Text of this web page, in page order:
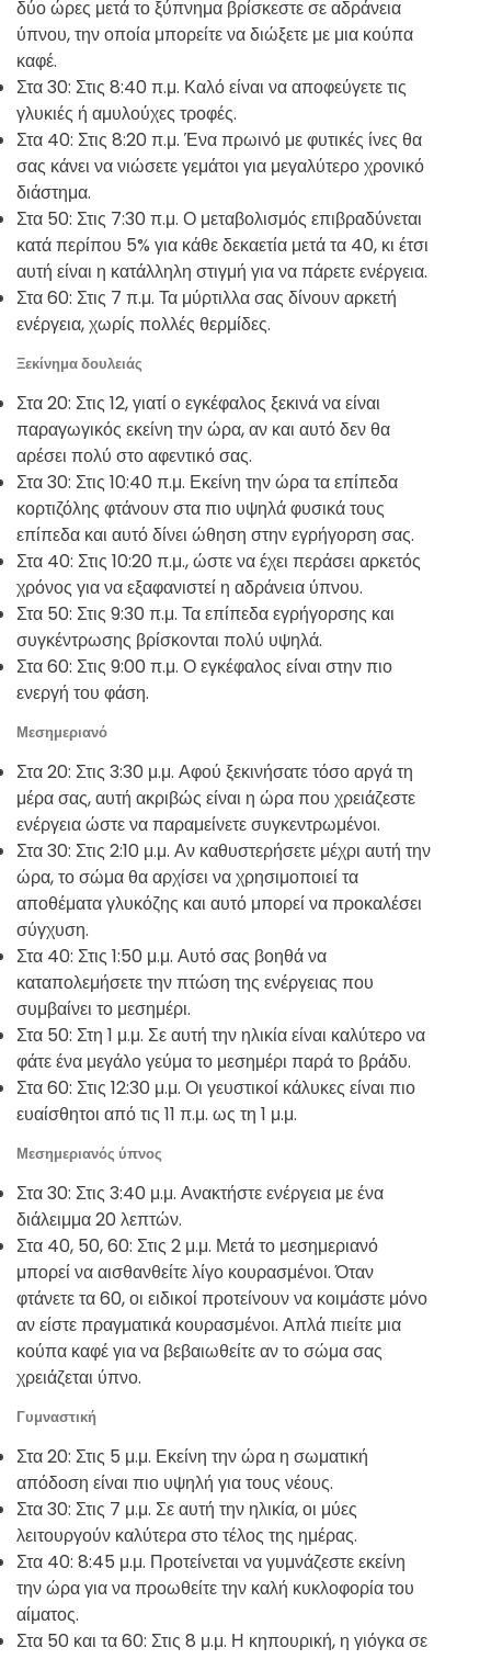
δύο ώρες μετά το ξύπνημα βρίσκεστε σε αδράνεια
ύπνου, την οποία μπορείτε να διώξετε με μια κούπα
καφέ.
Στα 30: Στις 8:40 π.μ. Καλό είναι να αποφεύγετε τις
γλυκιές ή αμυλούχες τροφές.
Στα 40: Στις 8:20 π.μ. Ένα πρωινό με φυτικές ίνες θα
σας κάνει να νιώσετε γεμάτοι για μεγαλύτερο χρονικό
διάστημα.
Στα 50: Στις 7:30 π.μ. Ο μεταβολισμός επιβραδύνεται
κατά περίπου 5% για κάθε δεκαετία μετά τα 40, κι έτσι
αυτή είναι η κατάλληλη στιγμή για να πάρετε ενέργεια.
Στα 60: Στις 7 π.μ. Τα μύρτιλλα σας δίνουν αρκετή
ενέργεια, χωρίς πολλές θερμίδες.
Ξεκίνημα δουλειάς
Στα 20: Στις 12, γιατί ο εγκέφαλος ξεκινά να είναι
παραγωγικός εκείνη την ώρα, αν και αυτό δεν θα
αρέσει πολύ στο αφεντικό σας.
Στα 30: Στις 10:40 π.μ. Εκείνη την ώρα τα επίπεδα
κορτιζόλης φτάνουν στα πιο υψηλά φυσικά τους
επίπεδα και αυτό δίνει ώθηση στην εγρήγορση σας.
Στα 40: Στις 10:20 π.μ., ώστε να έχει περάσει αρκετός
χρόνος για να εξαφανιστεί η αδράνεια ύπνου.
Στα 50: Στις 9:30 π.μ. Τα επίπεδα εγρήγορσης και
συγκέντρωσης βρίσκονται πολύ υψηλά.
Στα 60: Στις 9:00 π.μ. Ο εγκέφαλος είναι στην πιο
ενεργή του φάση.
Μεσημεριανό
Στα 20: Στις 3:30 μ.μ. Αφού ξεκινήσατε τόσο αργά τη
μέρα σας, αυτή ακριβώς είναι η ώρα που χρειάζεστε
ενέργεια ώστε να παραμείνετε συγκεντρωμένοι.
Στα 30: Στις 2:10 μ.μ. Αν καθυστερήσετε μέχρι αυτή την
ώρα, το σώμα θα αρχίσει να χρησιμοποιεί τα
αποθέματα γλυκόζης και αυτό μπορεί να προκαλέσει
σύγχυση.
Στα 40: Στις 1:50 μ.μ. Αυτό σας βοηθά να
καταπολεμήσετε την πτώση της ενέργειας που
συμβαίνει το μεσημέρι.
Στα 50: Στη 1 μ.μ. Σε αυτή την ηλικία είναι καλύτερο να
φάτε ένα μεγάλο γεύμα το μεσημέρι παρά το βράδυ.
Στα 60: Στις 12:30 μ.μ. Οι γευστικοί κάλυκες είναι πιο
ευαίσθητοι από τις 11 π.μ. ως τη 1 μ.μ.
Μεσημεριανός ύπνος
Στα 30: Στις 3:40 μ.μ. Ανακτήστε ενέργεια με ένα
διάλειμμα 20 λεπτών.
Στα 40, 50, 60: Στις 2 μ.μ. Μετά το μεσημεριανό
μπορεί να αισθανθείτε λίγο κουρασμένοι. Όταν
φτάνετε τα 60, οι ειδικοί προτείνουν να κοιμάστε μόνο
αν είστε πραγματικά κουρασμένοι. Απλά πιείτε μια
κούπα καφέ για να βεβαιωθείτε αν το σώμα σας
χρειάζεται ύπνο.
Γυμναστική
Στα 20: Στις 5 μ.μ. Εκείνη την ώρα η σωματική
απόδοση είναι πιο υψηλή για τους νέους.
Στα 30: Στις 7 μ.μ. Σε αυτή την ηλικία, οι μύες
λειτουργούν καλύτερα στο τέλος της ημέρας.
Στα 40: 8:45 μ.μ. Προτείνεται να γυμνάζεστε εκείνη
την ώρα για να προωθείτε την καλή κυκλοφορία του
αίματος.
Στα 50 και τα 60: Στις 8 μ.μ. Η κηπουρική, η γιόγκα σε